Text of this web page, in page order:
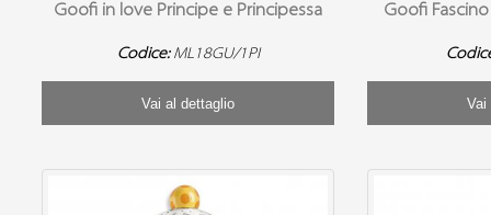
Goofi in love Principe e Principessa
Codice: ML18GU/1PI
Vai al dettaglio
Goofi
Vai